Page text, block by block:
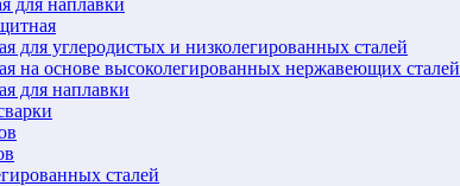
для наплавки
для углеродистых и низколегированных сталей
на основе высоколегированных нержавеющих сталей
для наплавки
сталей